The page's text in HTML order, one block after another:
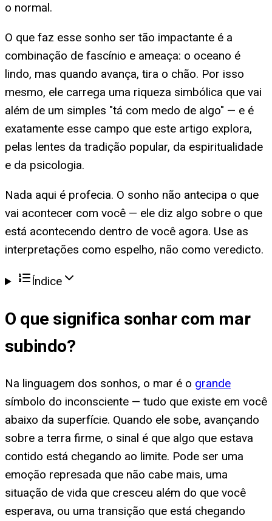
o normal.
O que faz esse sonho ser tão impactante é a
combinação de fascínio e ameaça: o oceano é
lindo, mas quando avança, tira o chão. Por isso
mesmo, ele carrega uma riqueza simbólica que vai
além de um simples "tá com medo de algo" — e é
exatamente esse campo que este artigo explora,
pelas lentes da tradição popular, da espiritualidade
e da psicologia.
Nada aqui é profecia. O sonho não antecipa o que
vai acontecer com você — ele diz algo sobre o que
está acontecendo dentro de você agora. Use as
interpretações como espelho, não como veredicto.
Índice
O que significa sonhar com mar
subindo?
Na linguagem dos sonhos, o mar é o grande
símbolo do inconsciente — tudo que existe em você
abaixo da superfície. Quando ele sobe, avançando
sobre a terra firme, o sinal é que algo que estava
contido está chegando ao limite. Pode ser uma
emoção represada que não cabe mais, uma
situação de vida que cresceu além do que você
esperava, ou uma transição que está chegando